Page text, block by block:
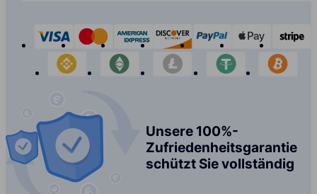
visa mastercardamerican-express
discover paypal apple-
binance
etherium litecoin tether
Unsere 100%-
Zufriedenheitsgarantie
schützt Sie vollständig